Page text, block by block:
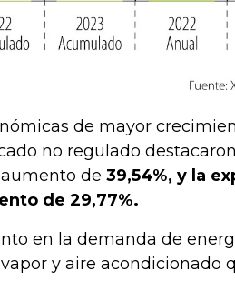
de mayor
no regulado
de 39,54%, y la
de 29,77%.
en la demanda de
y aire acondicionado